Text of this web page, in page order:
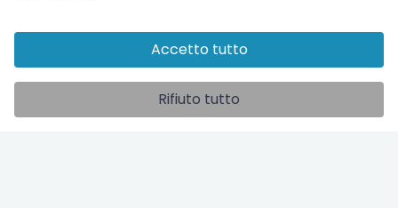
Altre sezioni
Ospedale
Accetto tutto
Rifiuto tutto